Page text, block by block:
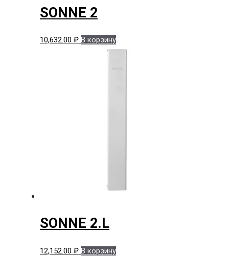
SONNE 2
10,632.00 ₽ В корзину
SONNE 2.L
12,152.00 ₽ В корзину